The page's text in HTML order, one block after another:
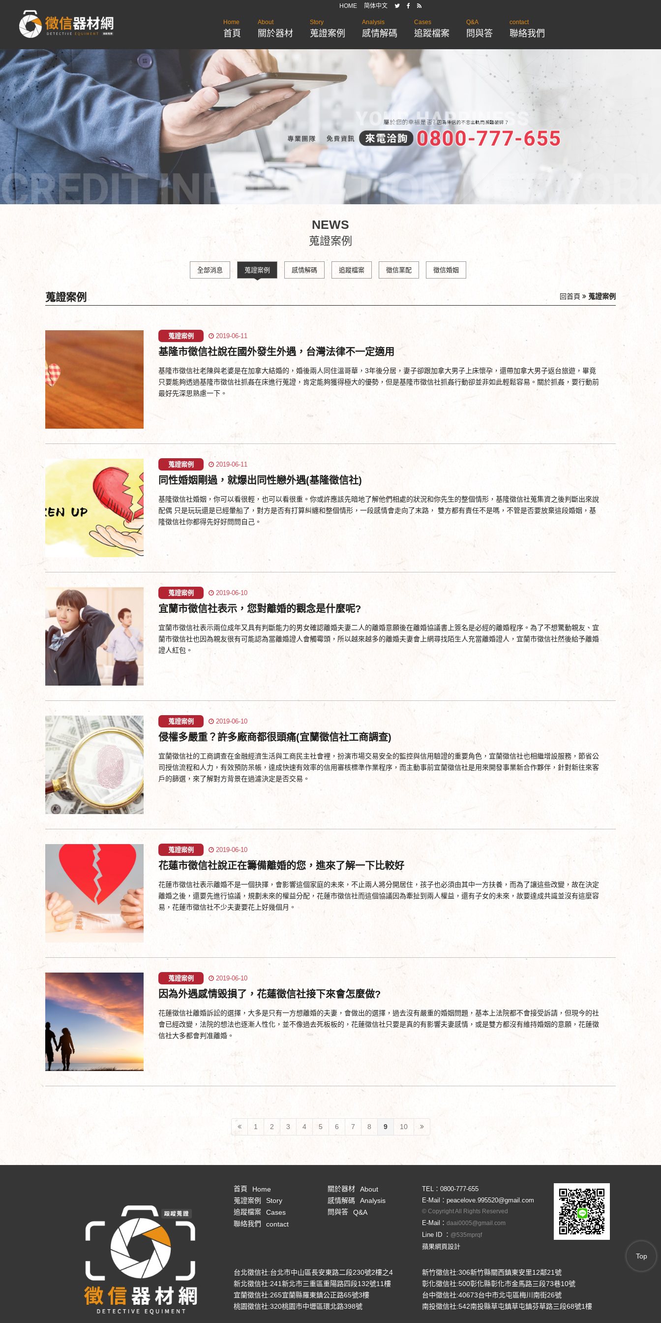
HOME 简体中文
Home
首頁
About
關於器材
Story
蒐證案例
Analysis
感情解碼
Cases
追蹤檔案
Q&A
問與答
contact
聯絡我們
NEWS
蒐證案例
全部消息 蒐證案例 感情解碼 追蹤檔案 徵信業配 徵信婚姻
蒐證案例 回首頁 蒐證案例
蒐證案例 2019-06-11
基隆市徵信社說在國外發生外遇，台灣法律不一定適用
基隆市徵信社老陳與老婆是在加拿大結婚的，婚後兩人同住溫哥華，3年後分居，妻子卻跟加拿大男子上床懷孕，還帶加拿大男子返台旅遊，畢竟
只要能夠透過基隆市徵信社抓姦在床進行蒐證，肯定能夠獲得極大的優勢，但是基隆市徵信社抓姦行動卻並非如此輕鬆容易。關於抓姦，要行動前
最好先深思熟慮一下。
蒐證案例 2019-06-11
同性婚姻剛過，就爆出同性戀外遇(基隆徵信社)
基隆徵信社婚姻，你可以看很輕，也可以看很重。你或許應該先暗地了解他們相處的狀況和你先生的整個情形，基隆徵信社蒐集資之後判斷出來說
配偶 只是玩玩還是已經暈船了，對方是否有打算糾纏和整個情形，一段感情會走向了末路， 雙方都有責任不是嗎，不管是否要放棄這段婚姻，基
隆徵信社你都得先好好問問自己。
蒐證案例 2019-06-10
宜蘭市徵信社表示，您對離婚的觀念是什麼呢?
宜蘭市徵信社表示兩位成年又具有判斷能力的男女確認離婚夫妻二人的離婚意願後在離婚協議書上簽名是必經的離婚程序。為了不想驚動親友、宜
蘭市徵信社也因為親友很有可能認為當離婚證人會觸霉頭，所以越來越多的離婚夫妻會上網尋找陌生人充當離婚證人，宜蘭市徵信社然後給予離婚
證人紅包。
蒐證案例 2019-06-10
侵權多嚴重？許多廠商都很頭痛(宜蘭徵信社工商調查)
宜蘭徵信社的工商調查在金融經濟生活與工商民主社會裡，扮演市場交易安全的監控與信用驗證的重要角色，宜蘭徵信社也相繼增設服務，節省公
司授信流程和人力，有效預防呆帳，達成快速有效率的信用審核標準作業程序，而主動事前宜蘭徵信社是用來開發事業新合作夥伴，針對新往來客
戶的篩選，來了解對方背景在過濾決定是否交易。
蒐證案例 2019-06-10
花蓮市徵信社說正在籌備離婚的您，進來了解一下比較好
花蓮市徵信社表示離婚不是一個抉擇，會影響這個家庭的未來，不止兩人將分開居住，孩子也必須由其中一方扶養，而為了讓這些改變，故在決定
離婚之後，還要先進行協議，規劃未來的權益分配，花蓮市徵信社而這個協議因為牽扯到兩人權益，還有子女的未來，故要達成共識並沒有這麼容
易，花蓮市徵信社不少夫妻要花上好幾個月。
蒐證案例 2019-06-10
因為外遇感情毀損了，花蓮徵信社接下來會怎麼做?
花蓮徵信社離婚訴訟的選擇，大多是只有一方想離婚的夫妻，會做出的選擇，過去沒有嚴重的婚姻問題，基本上法院都不會接受訴請，但現今的社
會已經改變，法院的想法也逐漸人性化，並不像過去死板板的，花蓮徵信社只要是真的有影響夫妻感情，或是雙方都沒有維持婚姻的意願，花蓮徵
信社大多都會判准離婚。
1 2 3 4 5 6 7 8 9 10
Top
首頁 Home 關於器材
About
蒐證案例
Story 感情解碼
Analysis
追蹤檔案
Cases 問與答
Q&A
聯絡我們
contact
TEL： 0800-777-655
E-Mail： peacelove.995520@gmail.com
© Copyright All Rights Reserved
E-Mail： daai0005@gmail.com
Line ID ： @535mprqf
蘋果網頁設計
台北徵信社:台北市中山區長安東路二段230號2樓之4
新北徵信社:241新北市三重區重陽路四段132號11樓
宜蘭徵信社:265宜蘭縣羅東鎮公正路65號3樓
桃園徵信社:320桃園市中壢區環北路398號
新竹徵信社:306新竹縣關西鎮東安里12鄰21號
彰化徵信社:500彰化縣彰化市金馬路三段73巷10號
台中徵信社:40673台中市北屯區梅川南街26號
南投徵信社:542南投縣草屯鎮草屯鎮芬草路三段68號1樓